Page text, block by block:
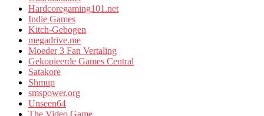
Hardcoregaming101.net
Indie Games
Kitch-Gebogen
megadrive.me
Moeder 3 Fan Vertaling
Gekopieerde Games Central
Satakore
Shmup
smspower.org
Unseen64
The Video Game